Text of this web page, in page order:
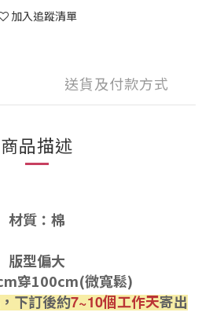
加入追蹤清單
送貨及付款方式
商品描述
材質：棉
版型偏大
穿100cm(微寬鬆)
，下訂後約7~10個工作天寄出